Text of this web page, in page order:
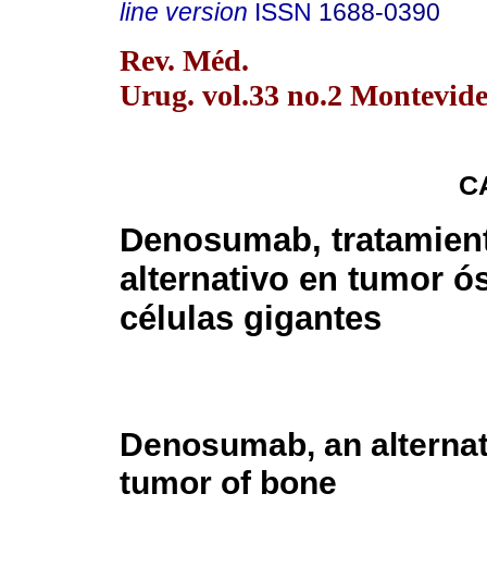
line version ISSN 1688-0390
Rev. Méd.
Urug. vol.33 no.2
Denosumab,
alternativo en tumor
células gigantes
Denosumab, an
tumor of bone